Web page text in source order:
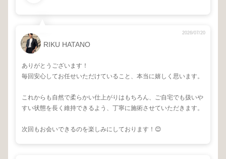
RIKU HATANO
2026/07/20
ありがとうございます！
毎回安心してお任せいただけていること、本当に嬉しく思います。
これからも自然で柔らかい仕上がりはもちろん、ご自宅でも扱いや
すい状態を長く維持できるよう、丁寧に施術させていただきます。
次回もお会いできるのを楽しみにしております！😊